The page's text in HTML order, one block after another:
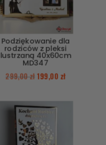
Podziękowanie dla
rodziców z pleksi
lustrzaną 40x60cm
MD347
299,00zł 199,00 zł